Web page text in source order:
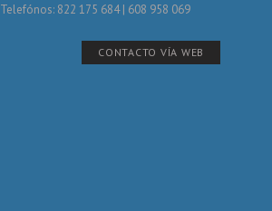
Telefónos: 822 175 684 | 608 958 069
CONTACTO VÍA WEB